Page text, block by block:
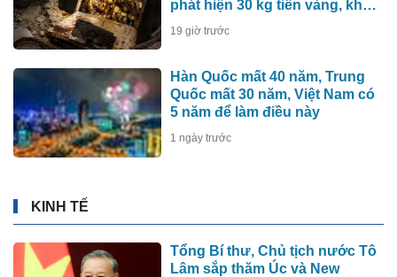
phát hiện 30 kg tiền vàng, khu
vực lập tức bị phong tỏa
19 giờ trước
Hàn Quốc mất 40 năm, Trung
Quốc mất 30 năm, Việt Nam có
5 năm để làm điều này
1 ngày trước
KINH TẾ
Tổng Bí thư, Chủ tịch nước Tô
Lâm sắp thăm Úc và New